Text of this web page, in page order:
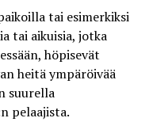
tai esimerkiksi
tai aikuisia, jotka
höpisevät
heitä ympäröivää
suurella
pelaajista.